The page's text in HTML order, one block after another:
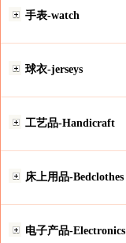
手表-watch
球衣-jerseys
工艺品-Handicraft
床上用品-Bedclothes
电子产品-Electronics